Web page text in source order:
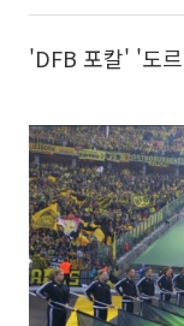
'DFB 포칼' '도